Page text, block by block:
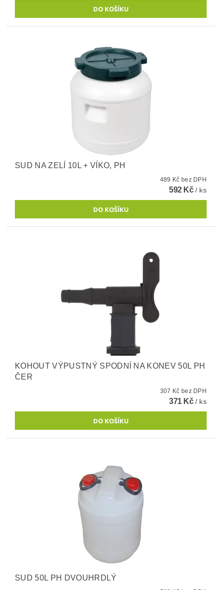
SUD NA ZELÍ 10L + VÍKO, PH
489 Kč bez DPH
592 Kč/ ks
KOHOUT VÝPUSTNÝ SPODNÍ NA KONEV 50L PH
ČER
307 Kč bez DPH
371 Kč/ ks
SUD 50L PH DVOUHRDLÝ